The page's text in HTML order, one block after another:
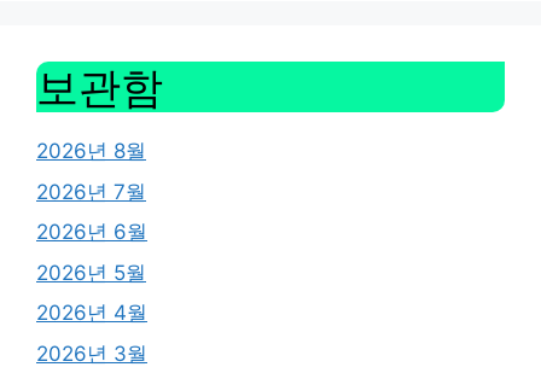
보관함
2026년 8월
2026년 7월
2026년 6월
2026년 5월
2026년 4월
2026년 3월